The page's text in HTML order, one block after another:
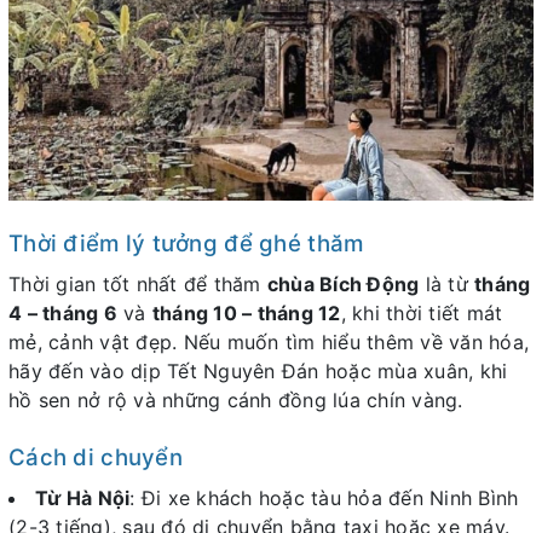
Thời điểm lý tưởng để ghé thăm
Thời gian tốt nhất để thăm chùa Bích Động là từ tháng
4 – tháng 6 và tháng 10 – tháng 12, khi thời tiết mát
mẻ, cảnh vật đẹp. Nếu muốn tìm hiểu thêm về văn hóa,
hãy đến vào dịp Tết Nguyên Đán hoặc mùa xuân, khi
hồ sen nở rộ và những cánh đồng lúa chín vàng.
Cách di chuyển
Từ Hà Nội: Đi xe khách hoặc tàu hỏa đến Ninh Bình
(2-3 tiếng), sau đó di chuyển bằng taxi hoặc xe máy.